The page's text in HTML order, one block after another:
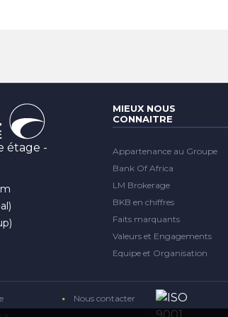
étage -
MIEUX NOUS
CONNAITRE
Appartenance au Groupe
Bank Of Africa
LM Brokerage
BKB en chiffres
Faits marquants
Valeurs et Engagements
Equipe et Organisation
Nous contacter